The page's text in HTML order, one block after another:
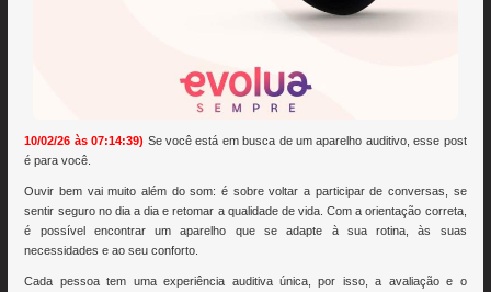
10/02/26 às 07:14:39) Se você está em busca de um aparelho auditivo, esse post
é para você.
Ouvir bem vai muito além do som: é sobre voltar a participar de conversas, se
sentir seguro no dia a dia e retomar a qualidade de vida. Com a orientação correta,
é possível encontrar um aparelho que se adapte à sua rotina, às suas
necessidades e ao seu conforto.
Cada pessoa tem uma experiência auditiva única, por isso, a avaliação e o